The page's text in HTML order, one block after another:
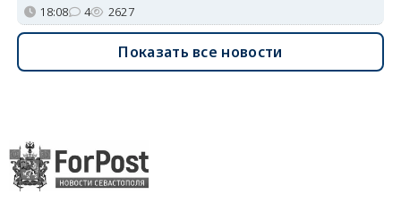
18:08 4 2627
Показать все новости